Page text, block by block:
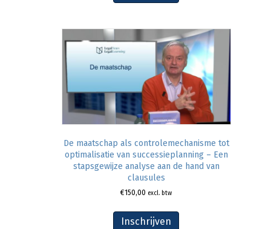
De maatschap als controlemechanisme tot
optimalisatie van successieplanning – Een
stapsgewijze analyse aan de hand van
clausules
€150,00 excl. btw
Inschrijven